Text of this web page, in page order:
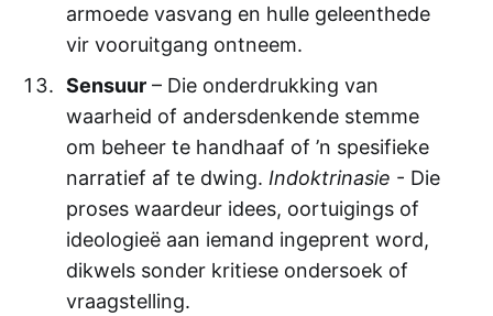
armoede vasvang en hulle geleenthede
vir vooruitgang ontneem.
Sensuur– Die onderdrukking van
waarheid of andersdenkende stemme
om beheer te handhaaf of ’n spesifieke
narratief af te dwing. Indoktrinasie - Die
proses waardeur idees, oortuigings of
ideologieë aan iemand ingeprent word,
dikwels sonder kritiese ondersoek of
vraagstelling.